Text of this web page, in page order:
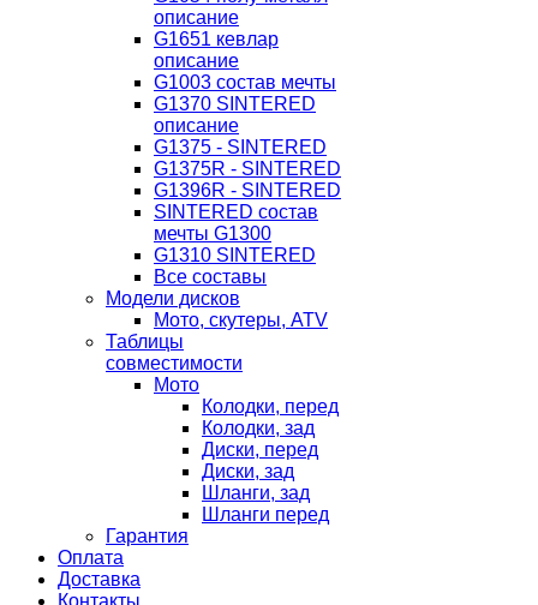
описание
G1651 кевлар
описание
G1003 состав мечты
G1370 SINTERED
описание
G1375 - SINTERED
G1375R - SINTERED
G1396R - SINTERED
SINTERED состав
мечты G1300
G1310 SINTERED
Все составы
Модели дисков
Мото, скутеры, ATV
Таблицы
совместимости
Мото
Колодки, перед
Колодки, зад
Диски, перед
Диски, зад
Шланги, зад
Шланги перед
Гарантия
Оплата
Доставка
Контакты